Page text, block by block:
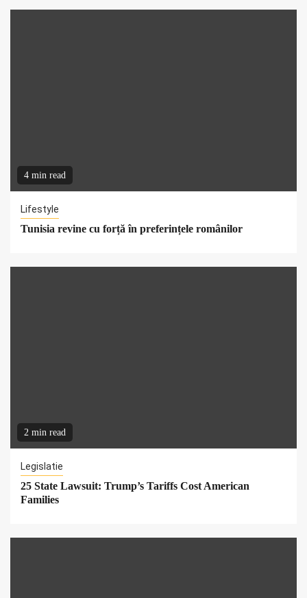
4 min read
Lifestyle
Tunisia revine cu forță în preferințele românilor
2 min read
Legislatie
25 State Lawsuit: Trump’s Tariffs Cost American
Families